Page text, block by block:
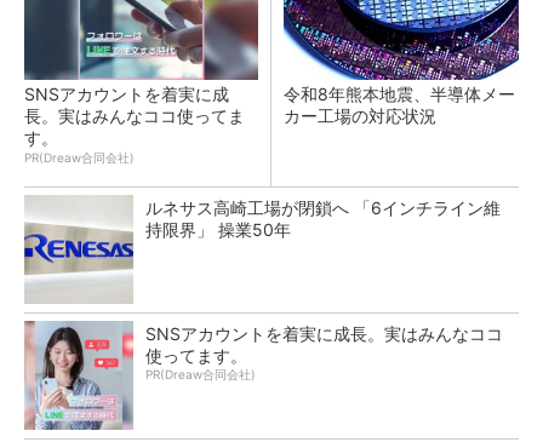
SNSアカウントを着実に成
長。実はみんなココ使ってま
す。
PR(Dreaw合同会社)
令和8年熊本地震、半導体メー
カー工場の対応状況
ルネサス高崎工場が閉鎖へ 「6インチライン維
持限界」 操業50年
SNSアカウントを着実に成長。実はみんなココ
使ってます。
PR(Dreaw合同会社)